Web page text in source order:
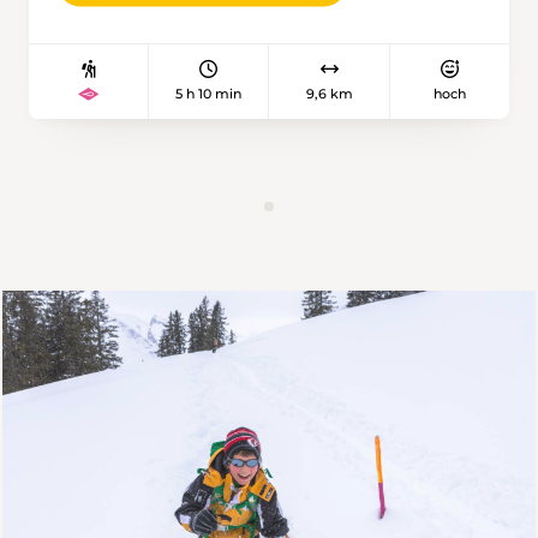
gleichnamigen Ortschaft Eigenthal. An
sonnigen Wintertagen kann viel los sein im
geht es entlang des Rümlig nach Buchsteg, wo
die Beschilderung der Route mit den
pinkfarbenen Wegweisern sowie der
eigentliche Aufstieg beginnen. Durch offenes
Waldstück und schliesslich zur Alp Gumm,
welche sich dank einer Sitzgelegenheit und
schöner Sicht auf die Pilatuskette im Süden
bestens für eine Pause eignet. Nach weiteren
5 h 10 min 9,6 km hoch